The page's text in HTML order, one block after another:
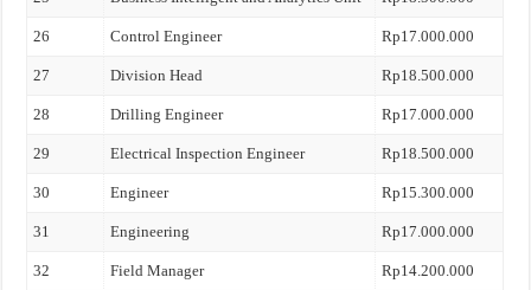
26 Control Engineer Rp17.000.000
27 Division Head Rp18.500.000
28 Drilling Engineer Rp17.000.000
29 Electrical Inspection Engineer Rp18.500.000
30 Engineer Rp15.300.000
31 Engineering Rp17.000.000
32 Field Manager Rp14.200.000